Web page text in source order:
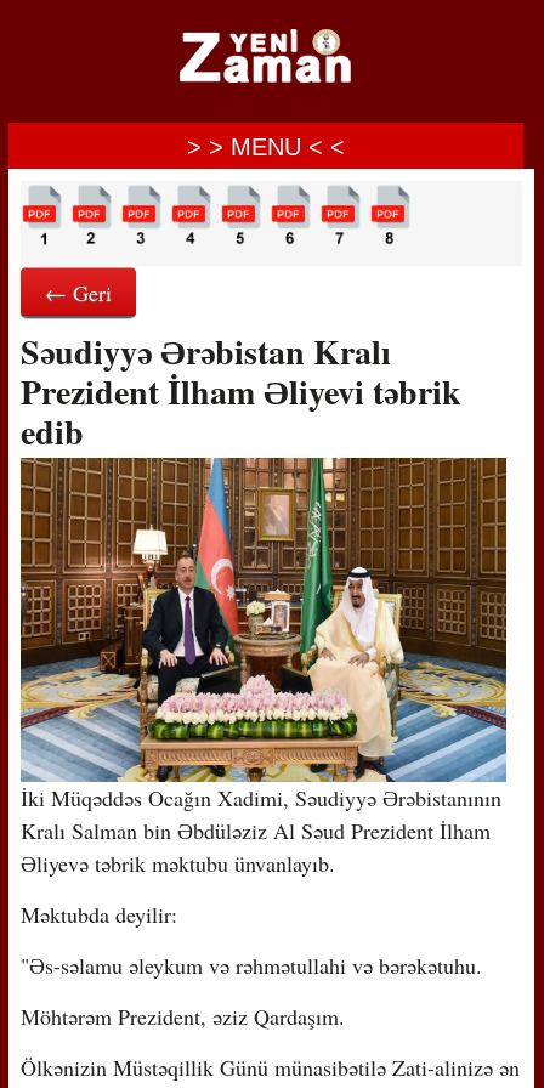
> > MENU < <
← Geri
Səudiyyə Ərəbistan Kralı
Prezident İlham Əliyevi təbrik
edib
İki Müqəddəs Ocağın Xadimi, Səudiyyə Ərəbistanının
Kralı Salman bin Əbdüləziz Al Səud Prezident İlham
Əliyevə təbrik məktubu ünvanlayıb.
Məktubda deyilir:
"Əs-səlamu əleykum və rəhmətullahi və bərəkətuhu.
Möhtərəm Prezident, əziz Qardaşım.
Ölkənizin Müstəqillik Günü münasibətilə Zati-alinizə ən